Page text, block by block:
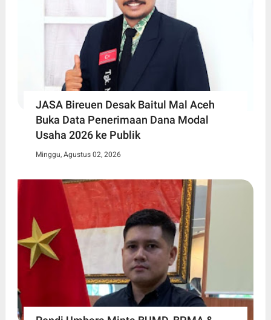
JASA Bireuen Desak Baitul Mal Aceh
Buka Data Penerimaan Dana Modal
Usaha 2026 ke Publik
Minggu, Agustus 02, 2026